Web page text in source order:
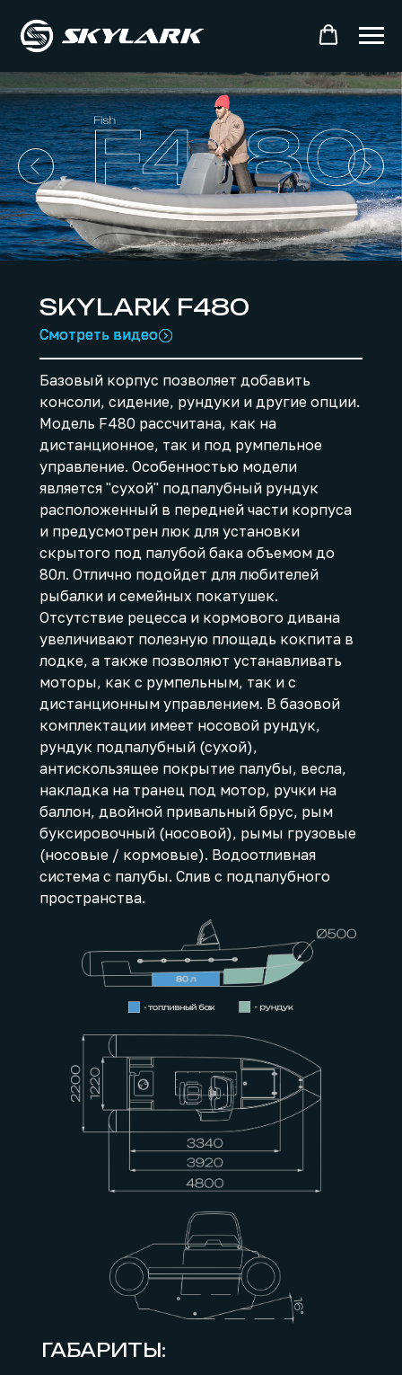
SKYLARK F480
Смотреть видео
Базовый корпус позволяет добавить
консоли, сидение, рундуки и другие опции.
Модель F480 рассчитана, как на
дистанционное, так и под румпельное
управление. Особенностью модели
является "сухой" подпалубный рундук
расположенный в передней части корпуса
и предусмотрен люк для установки
скрытого под палубой бака объемом до
80л. Отлично подойдет для любителей
рыбалки и семейных покатушек.
Отсутствие рецесса и кормового дивана
увеличивают полезную площадь кокпита в
лодке, а также позволяют устанавливать
моторы, как с румпельным, так и с
дистанционным управлением. В базовой
комплектации имеет носовой рундук,
рундук подпалубный (сухой),
антискользящее покрытие палубы, весла,
накладка на транец под мотор, ручки на
баллон, двойной привальный брус, рым
буксировочный (носовой), рымы грузовые
(носовые / кормовые). Водоотливная
система с палубы. Слив с подпалубного
пространства.
Смотреть видео
ГАБАРИТЫ: